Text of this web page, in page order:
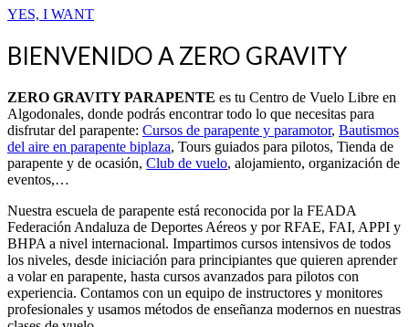
YES, I WANT
BIENVENIDO A ZERO GRAVITY
ZERO GRAVITY PARAPENTE es tu Centro de Vuelo Libre en
Algodonales, donde podrás encontrar todo lo que necesitas para
disfrutar del parapente: Cursos de parapente y paramotor, Bautismos
del aire en parapente biplaza, Tours guiados para pilotos, Tienda de
parapente y de ocasión, Club de vuelo, alojamiento, organización de
eventos,…
Nuestra escuela de parapente está reconocida por la FEADA
Federación Andaluza de Deportes Aéreos y por RFAE, FAI, APPI y
BHPA a nivel internacional. Impartimos cursos intensivos de todos
los niveles, desde iniciación para principiantes que quieren aprender
a volar en parapente, hasta cursos avanzados para pilotos con
experiencia. Contamos con un equipo de instructores y monitores
profesionales y usamos métodos de enseñanza modernos en nuestras